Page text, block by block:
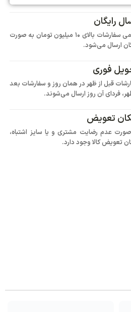
رایگان
تمامی سفارشات بالای 10 میلیون تومان به صورت
ارسال می‌شود.
فوری
قبل از ظهر در همان روز و سفارشات بعد
فردای آن روز ارسال می‌شوند.
تعویض
عدم رضایت مشتری و یا سایز اشتباه،
تعویض کالا وجود دارد.